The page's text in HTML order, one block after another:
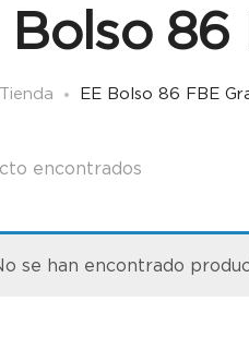
Bolso
Tienda EE Bolso 86 FBE
encontrados
se han encontrado